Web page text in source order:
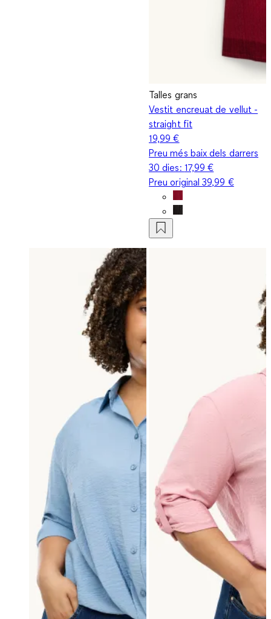
Talles grans
Vestit encreuat de vellut -
straight fit
19,99 €
Preu més baix dels darrers
30 dies: 17,99 €
Preu original39,99 €